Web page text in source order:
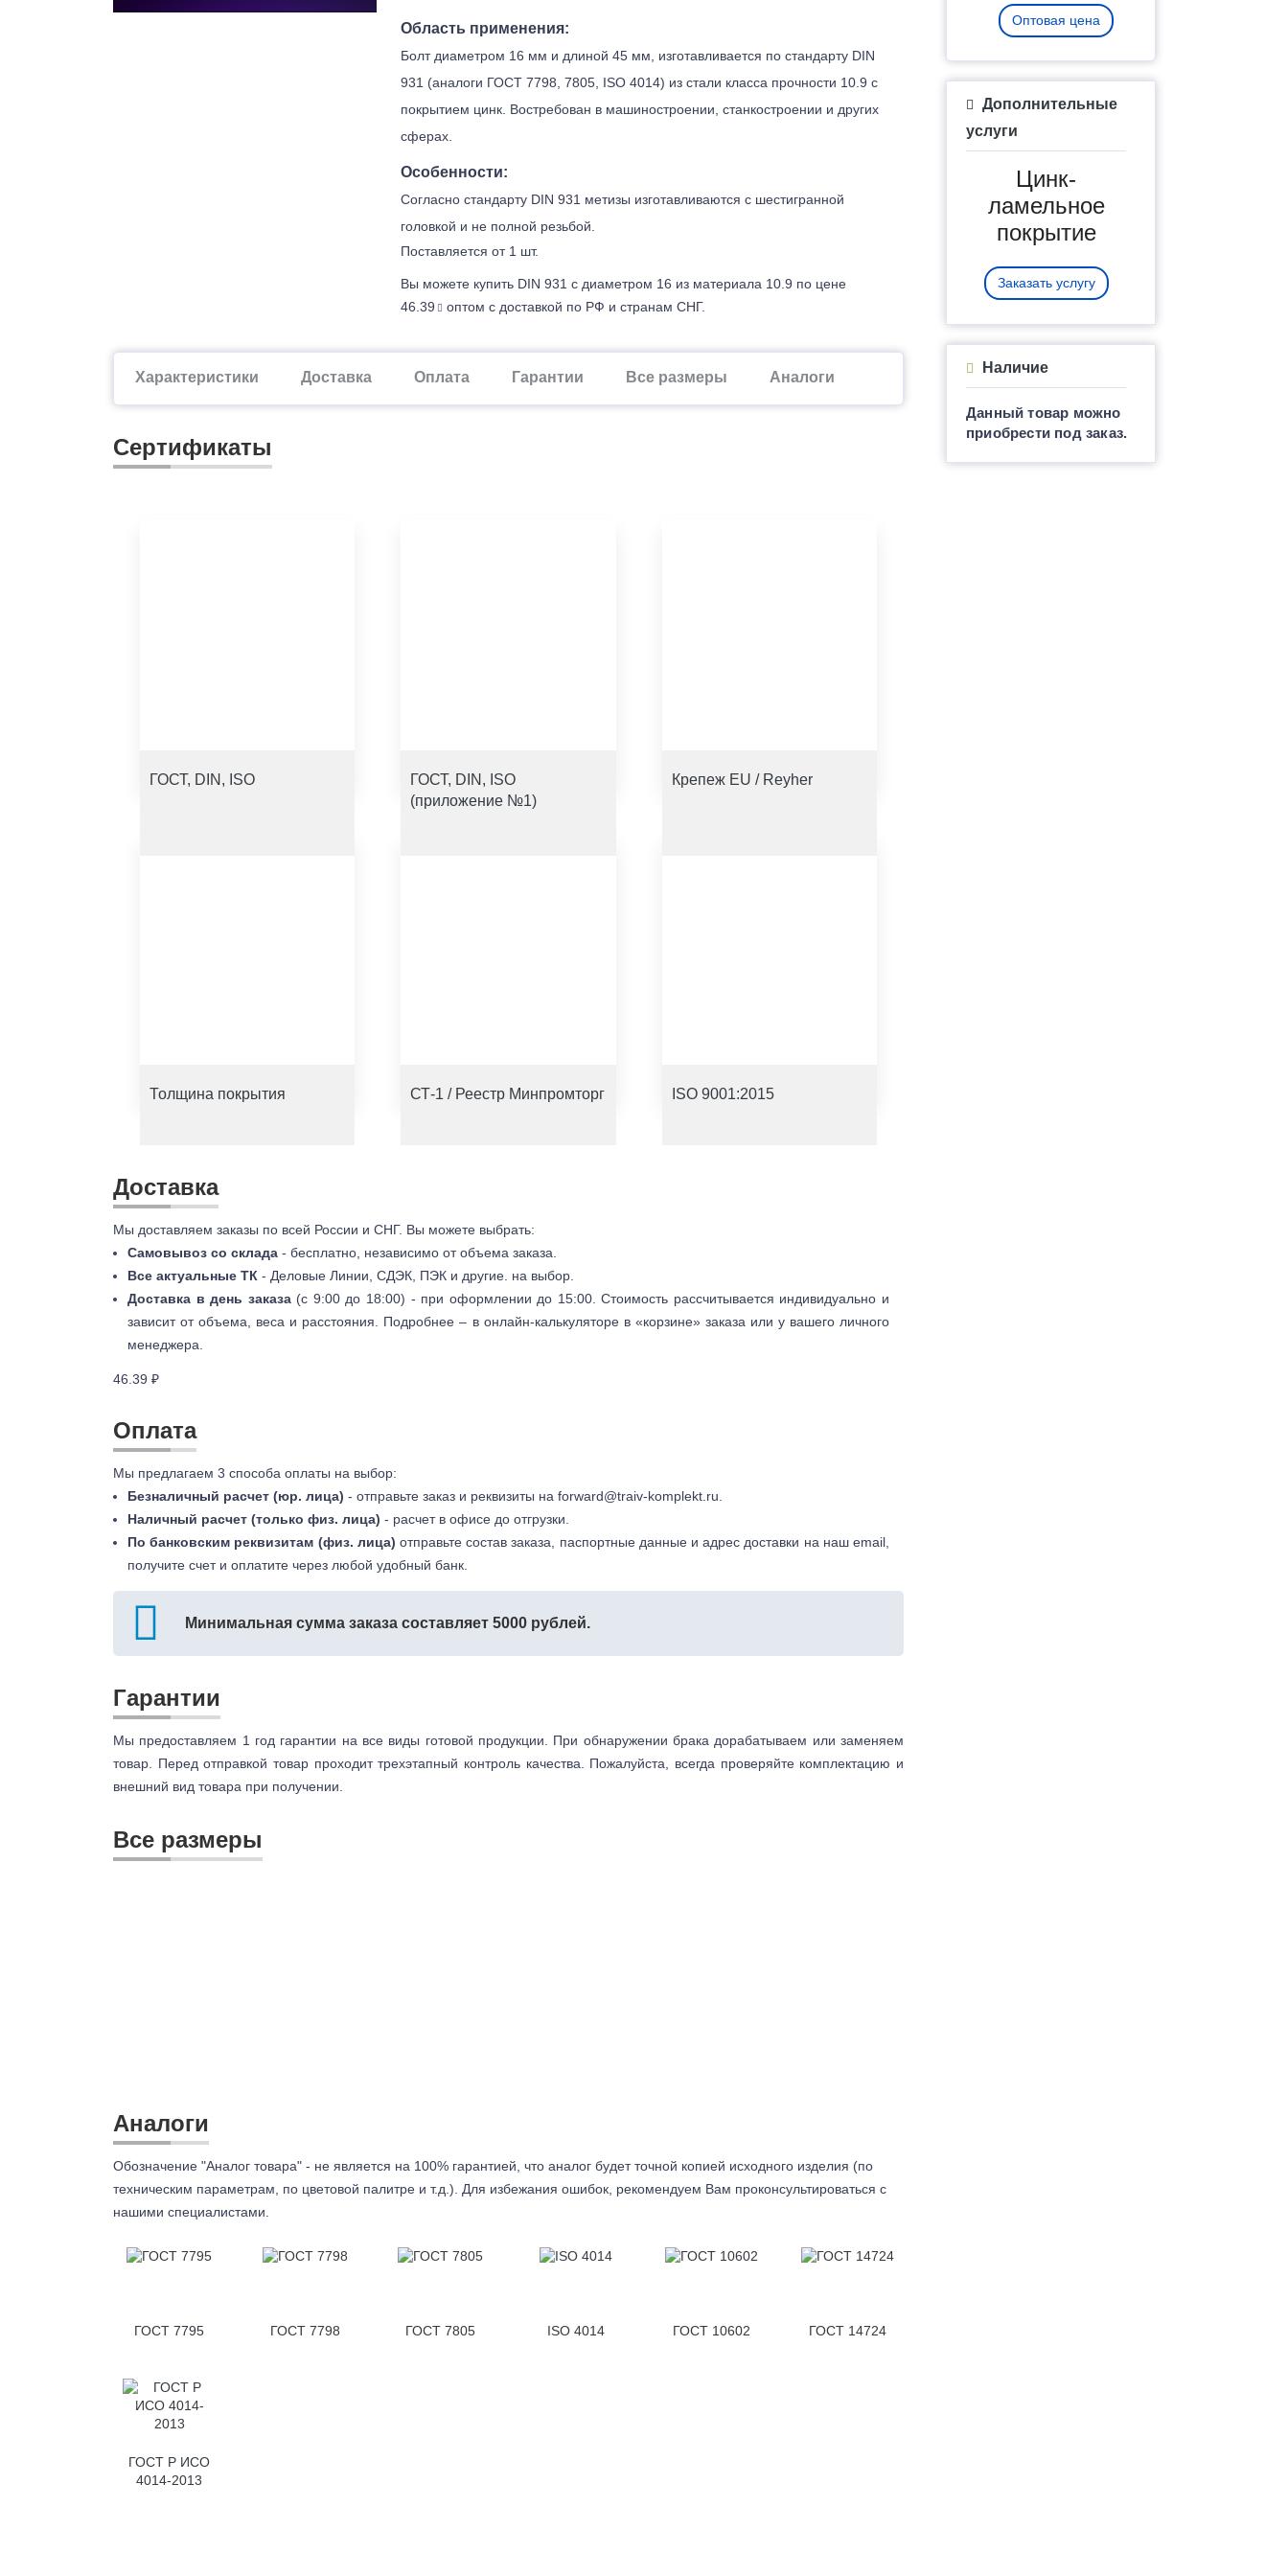
Область применения:
Болт диаметром 16 мм и длиной 45 мм, изготавливается по стандарту DIN
931 (аналоги ГОСТ 7798, 7805, ISO 4014) из стали класса прочности 10.9 с
покрытием цинк. Востребован в машиностроении, станкостроении и других
сферах.
Особенности:
Согласно стандарту DIN 931 метизы изготавливаются с шестигранной
головкой и не полной резьбой.
Поставляется от 1 шт.
Вы можете купить DIN 931 с диаметром 16 из материала 10.9 по цене
46.39
оптом с доставкой по РФ и странам СНГ.
Характеристики Доставка Оплата Гарантии Все размеры Аналоги
Сертификаты
ГОСТ, DIN, ISO
ГОСТ, DIN, ISO
(приложение №1)
Крепеж EU / Reyher
Толщина покрытия СТ-1 / Реестр Минпромторг ISO 9001:2015
Доставка
Мы доставляем заказы по всей России и СНГ. Вы можете выбрать:
Самовывоз со склада - бесплатно, независимо от объема заказа.
Все актуальные ТК - Деловые Линии, СДЭК, ПЭК и другие. на выбор.
Доставка в день заказа(с 9:00 до 18:00) - при оформлении до 15:00. Стоимость рассчитывается индивидуально и
зависит от объема, веса и расстояния. Подробнее – в онлайн-калькуляторе в «корзине» заказа или у вашего личного
менеджера.
46.39 ₽
Оплата
Мы предлагаем 3 способа оплаты на выбор:
Безналичный расчет (юр. лица) - отправьте заказ и реквизиты на forward@traiv-komplekt.ru
Наличный расчет (только физ. лица) - расчет в офисе до отгрузки.
По банковским реквизитам (физ. лица) отправьте состав заказа, паспортные данные и адрес доставки на наш email,
получите счет и оплатите через любой удобный банк.
Минимальная сумма заказа составляет 5000 рублей.
Гарантии
Мы предоставляем 1 год гарантии на все виды готовой продукции. При обнаружении брака дорабатываем или заменяем
товар. Перед отправкой товар проходит трехэтапный контроль качества. Пожалуйста, всегда проверяйте комплектацию и
внешний вид товара при получении.
Все размеры
Аналоги
Обозначение "Аналог товара" - не является на 100% гарантией, что аналог будет точной копией исходного изделия (по
техническим параметрам, по цветовой палитре и т.д.). Для избежания ошибок, рекомендуем Вам проконсультироваться с
нашими специалистами.
ГОСТ 7795 ГОСТ 7798 ГОСТ 7805 ISO 4014 ГОСТ 10602 ГОСТ 14724
ГОСТ Р ИСО
4014-2013
Оптовая цена
Дополнительные
услуги
Цинк-
ламельное
покрытие
Заказать услугу
Наличие
Данный товар можно
приобрести под заказ.